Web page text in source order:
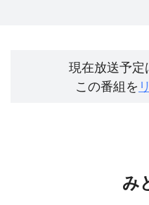
現在放送予定
この番組を
み